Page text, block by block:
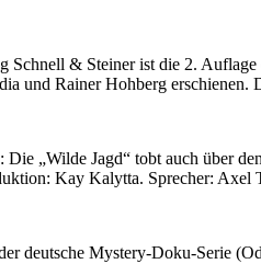
& Steiner ist die 2.
und Rainer Hohberg
„Wilde Jagd“ tobt auch über
Kay Kalytta. Sprecher: Axel
deutsche Mystery-Doku-Serie